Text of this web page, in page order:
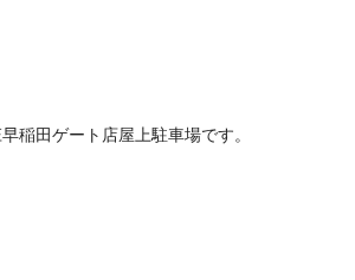
稲田ゲート店屋上駐車場です。